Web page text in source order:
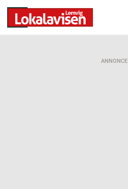
ANNONCE